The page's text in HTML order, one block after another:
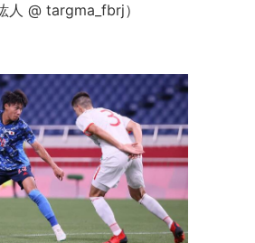
人 @ targma_fbrj）